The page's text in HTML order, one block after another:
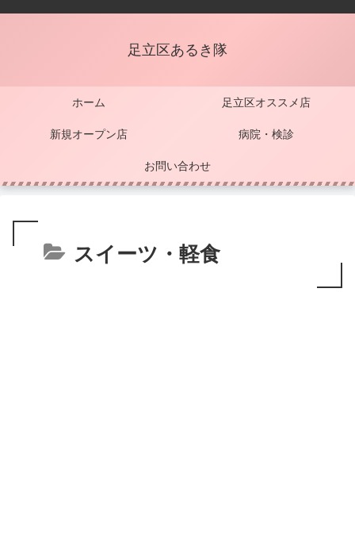
足立区あるき隊
ホーム 足立区オススメ店
新規オープン店 病院・検診
お問い合わせ
スイーツ・軽食